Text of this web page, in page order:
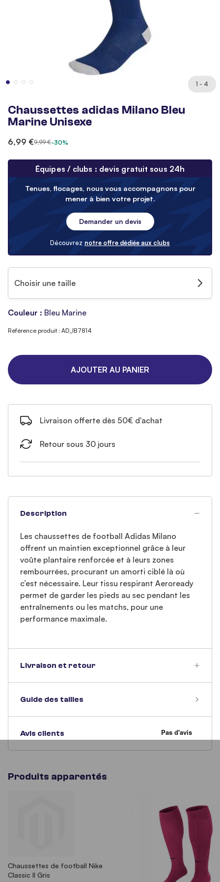
1 - 4
Chaussettes adidas Milano Bleu
Marine Unisexe
6,99 €9,99 €-30%
Équipes / clubs : devis gratuit sous 24h
Tenues, flocages, nous vous accompagnons pour
mener à bien votre projet.
Demander un devis
Découvrez notre offre dédiée aux clubs
Choisir une taille
Couleur : Bleu Marine
Référence produit : AD_IB7814
AJOUTER AU PANIER
Livraison offerte dès 50€ d'achat
Retour sous 30 jours
Description
Les chaussettes de football Adidas Milano
offrent un maintien exceptionnel grâce à leur
voûte plantaire renforcée et à leurs zones
rembourrées, procurant un amorti ciblé là où
c’est nécessaire. Leur tissu respirant Aeroready
permet de garder les pieds au sec pendant les
entraînements ou les matchs, pour une
performance maximale.
Livraison et retour
Guide des tailles
Avis clients
Produits apparentés
Chaussettes de football Nike
Classic II Gris